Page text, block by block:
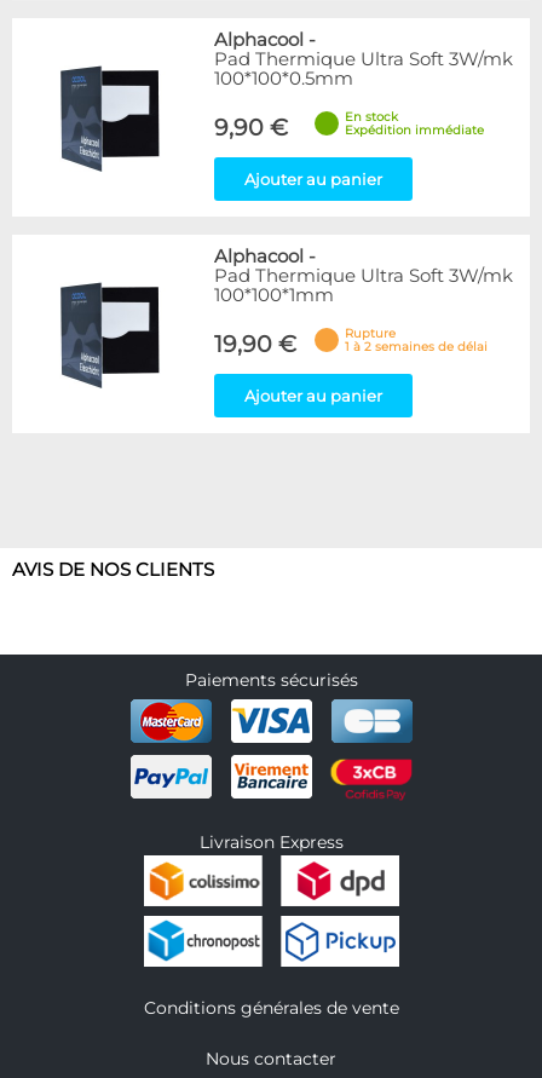
Alphacool -
Pad Thermique Ultra Soft 3W/mk
100*100*0.5mm
9,90 €
En stock
Expédition immédiate
Ajouter au panier
Alphacool -
Pad Thermique Ultra Soft 3W/mk
100*100*1mm
19,90 €
Rupture
1 à 2 semaines de délai
Ajouter au panier
AVIS DE NOS CLIENTS
Paiements sécurisés
Livraison Express
Conditions générales de vente
Nous contacter